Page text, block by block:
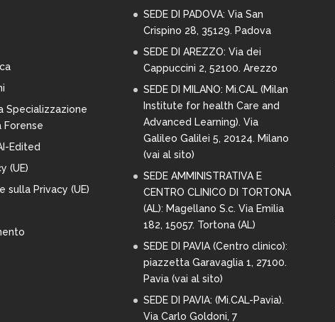
Specializzazione
Forense
Edited
(UE)
sulla Privacy (UE)
SEDE DI PADOVA: Via San
Crispino 28, 35129. Padova
SEDE DI AREZZO: Via dei
Cappuccini 2, 52100. Arezzo
SEDE DI MILANO: Mi.CAL (Milan
Institute for health Care and
Advanced Learning). Via
Galileo Galilei 5, 20124. Milano
(vai al sito)
SEDE AMMINISTRATIVA E
CENTRO CLINICO DI TORTONA
(AL): Magellano S.c. Via Emilia
182, 15057. Tortona (AL)
SEDE DI PAVIA (Centro clinico):
piazzetta Garavaglia 1, 27100.
Pavia (vai al sito)
SEDE DI PAVIA: (Mi.CAL-Pavia).
Via Carlo Goldoni, 7